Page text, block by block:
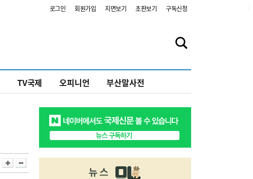
로그인 회원가입 지면보기 초판보기 구독신청
TV국제 오피니언 부산말사전